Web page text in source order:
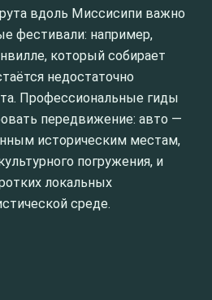
вдоль Миссисипи важно
фестивали: например,
который собирает
недостаточно
Профессиональные гиды
передвижение: авто —
историческим местам,
погружения, и
локальных
среде.